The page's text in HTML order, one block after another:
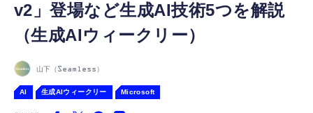
ゲーム
v2」登場など生成AI技術5つを解説
（生成AIウィークリー）
山下（Seamless）
AI 生成AIウィークリー Microsoft